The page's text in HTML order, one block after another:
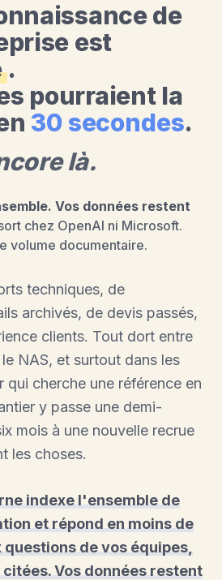
de
est
.
pourraient la
30 secondes.
là.
Vos données restent
chez OpenAI ni Microsoft.
volume documentaire.
techniques, de
archivés, de devis passés,
clients. Tout dort entre
NAS, et surtout dans les
qui cherche une référence en
y passe une demi-
mois à une nouvelle recrue
les choses.
indexe l'ensemble de
et répond en moins de
de vos équipes,
Vos données restent